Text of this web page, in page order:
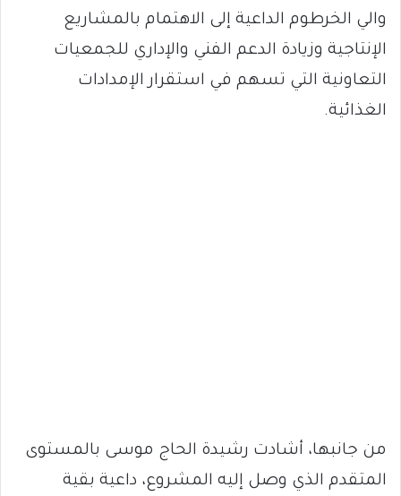
والي الخرطوم الداعية إلى الاهتمام بالمشاريع
الإنتاجية وزيادة الدعم الفني والإداري للجمعيات
التعاونية التي تسهم في استقرار الإمدادات
الغذائية.
من جانبها، أشادت رشيدة الحاج موسى بالمستوى
المتقدم الذي وصل إليه المشروع، داعية بقية